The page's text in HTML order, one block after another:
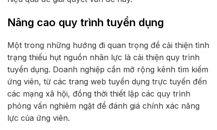
Nâng cao quy trình tuyển dụng
Một trong những hướng đi quan trọng để cải thiện tình
trạng thiếu hụt nguồn nhân lực là cải thiện quy trình
tuyển dụng. Doanh nghiệp cần mở rộng kênh tìm kiếm
ứng viên, từ các trang web tuyển dụng trực tuyến đến
các mạng xã hội, đồng thời thiết lập các quy trình
phỏng vấn nghiêm ngặt để đánh giá chính xác năng
lực của ứng viên.